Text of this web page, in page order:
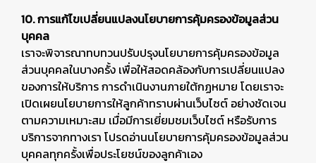
10. การแก้ไขเปลี่ยนแปลงนโยบายการคุ้มครองข้อมูลส่วน
บุคคล
เราจะพิจารณาทบทวนปรับปรุงนโยบายการคุ้มครองข้อมูล
ส่วนบุคคลในบางครั้ง เพื่อให้สอดคล้องกับการเปลี่ยนแปลง
ของการให้บริการ การดำเนินงานภายใต้กฏหมาย โดยเราจะ
เปิดเผยนโยบายการให้ลูกค้าทราบผ่านเว็บไซต์ อย่างชัดเจน
ตามความเหมาะสม เมื่อมีการเยี่ยมชมเว็บไซต์ หรือรับการ
บริการจากทางเรา โปรดอ่านนโยบายการคุ้มครองข้อมูลส่วน
บุคคลทุกครั้งเพื่อประโยชน์ของลูกค้าเอง